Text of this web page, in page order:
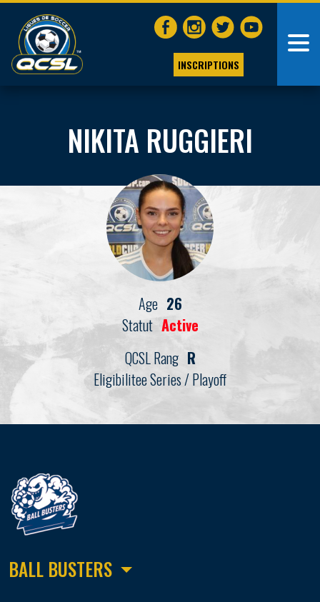
INSCRIPTIONS
NIKITA RUGGIERI
Age 26
Statut Active
QCSL Rang R
Eligibilitee Series / Playoff
BALL BUSTERS